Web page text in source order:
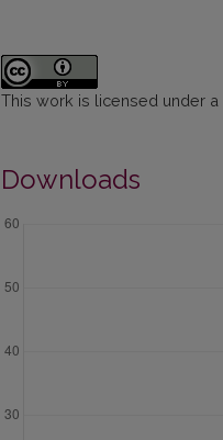
This work is licensed under a
Downloads